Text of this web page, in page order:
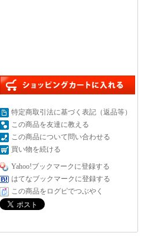
特定商取引法に基づく表記（返品等）
この商品を友達に教える
この商品について問い合わせる
買い物を続ける
Yahoo!ブックマークに登録する
はてなブックマークに登録する
この商品をログピでつぶやく